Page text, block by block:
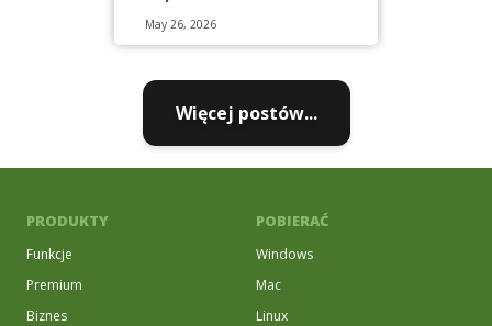
May 26, 2026
Więcej postów...
PRODUKTY
Funkcje
Premium
Biznes
POBIERAĆ
Windows
Mac
Linux